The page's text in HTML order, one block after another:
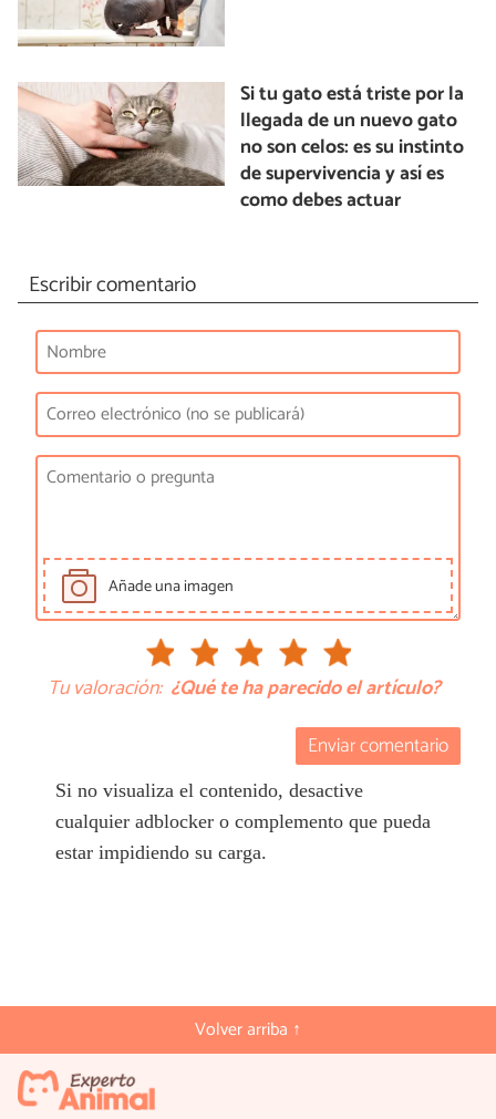
Si tu gato está triste por la
llegada de un nuevo gato
no son celos: es su instinto
de supervivencia y así es
como debes actuar
Escribir comentario
Añade una imagen
Tu valoración: ¿Qué te ha parecido el artículo?
Enviar comentario
Si no visualiza el contenido, desactive
cualquier adblocker o complemento que pueda
estar impidiendo su carga.
Volver arriba ↑